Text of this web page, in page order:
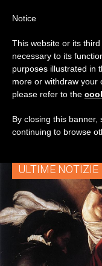
TAG
ULTIME NOTIZIE
Notice
This website or its
necessary to its
purposes illustrated in
more or withdraw your
please refer to the
By closing this
continuing to browse